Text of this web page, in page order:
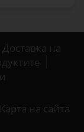
Доставка на
Карта на сайта